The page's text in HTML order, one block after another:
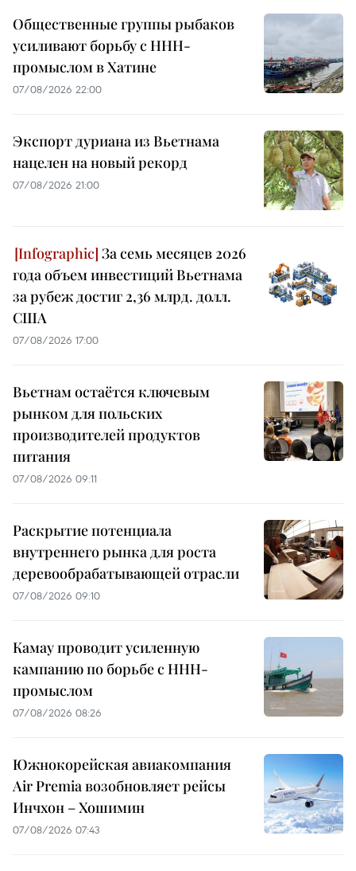
Общественные группы рыбаков
усиливают борьбу с ННН-
промыслом в Хатине
07/08/2026 22:00
Экспорт дуриана из Вьетнама
нацелен на новый рекорд
07/08/2026 21:00
За семь месяцев 2026
года объем инвестиций Вьетнама
за рубеж достиг 2,36 млрд. долл.
США
07/08/2026 17:00
Вьетнам остаётся ключевым
рынком для польских
производителей продуктов
питания
07/08/2026 09:11
Раскрытие потенциала
внутреннего рынка для роста
деревообрабатывающей отрасли
07/08/2026 09:10
Камау проводит усиленную
кампанию по борьбе с ННН-
промыслом
07/08/2026 08:26
Южнокорейская авиакомпания
Air Premia возобновляет рейсы
Инчхон – Хошимин
07/08/2026 07:43